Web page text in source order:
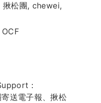
松團, chewei,
：
送電子報、揪松